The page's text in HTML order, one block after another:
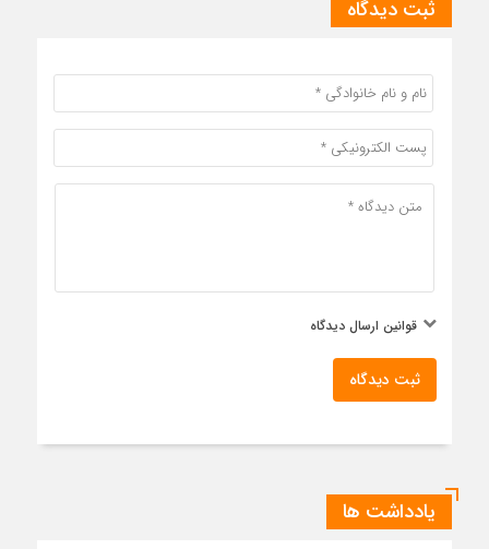
ثبت دیدگاه
قوانین ارسال دیدگاه
ثبت دیدگاه
یادداشت ها